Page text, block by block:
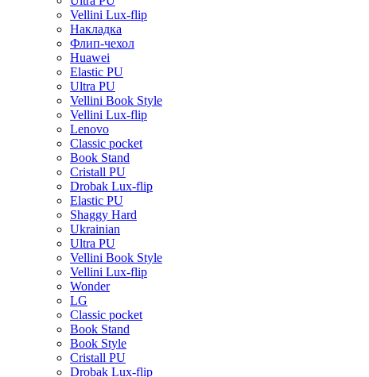
Vellini Lux-flip
Накладка
Флип-чехол
Huawei
Elastic PU
Ultra PU
Vellini Book Style
Vellini Lux-flip
Lenovo
Classic pocket
Book Stand
Cristall PU
Drobak Lux-flip
Elastic PU
Shaggy Hard
Ukrainian
Ultra PU
Vellini Book Style
Vellini Lux-flip
Wonder
LG
Classic pocket
Book Stand
Book Style
Cristall PU
Drobak Lux-flip